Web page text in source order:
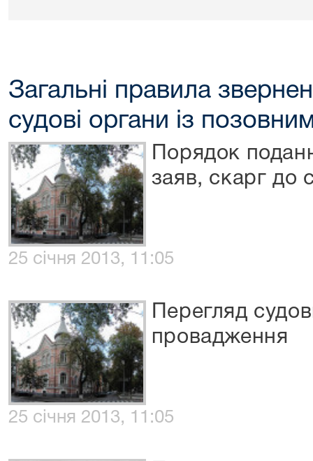
Загальні правила
судові органи із
Порядок
заяв, скарг до
25 січня 2013, 11:05
Перегляд
провадження
25 січня 2013, 11:05